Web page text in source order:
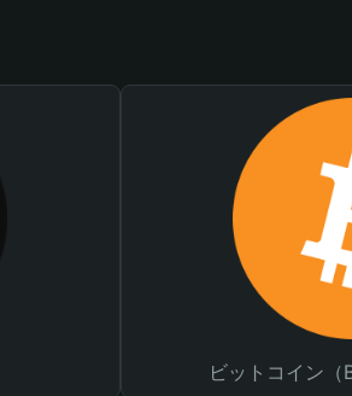
ビットコイン（